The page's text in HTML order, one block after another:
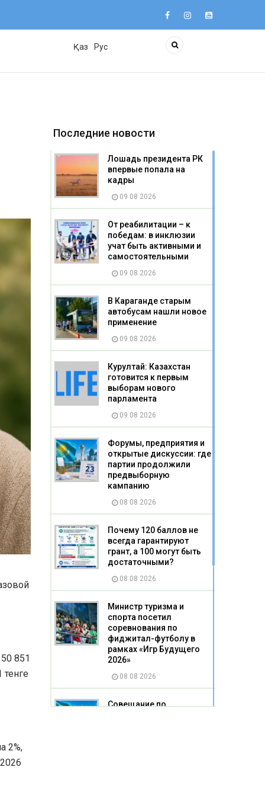
Қаз Рус
851
тенге
2%,
Последние новости
Лошадь президента РК
впервые попала на
кадры
09 08 2026
От реабилитации – к
победам: в инклюзии
учат быть активными и
самостоятельными
09 08 2026
В Караганде старым
автобусам нашли новое
применение
09 08 2026
Курултай: Казахстан
готовится к первым
выборам нового
парламента
09 08 2026
Форумы, предприятия и
открытые дискуссии: где
партии продолжили
предвыборную
кампанию
08 08 2026
Почему 120 баллов не
всегда гарантируют
грант, а 100 могут быть
достаточными?
08 08 2026
Министр туризма и
спорта посетил
соревнования по
фиджитал-футболу в
рамках «Игр Будущего
2026»
08 08 2026
Совещание по